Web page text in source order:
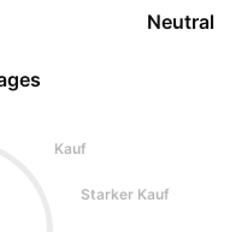
Neutral
Kauf
Starker Kauf